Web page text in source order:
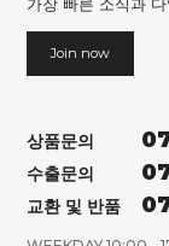
가장 빠른 소식과
Join now
상품문의
수출문의
교환 및 반품